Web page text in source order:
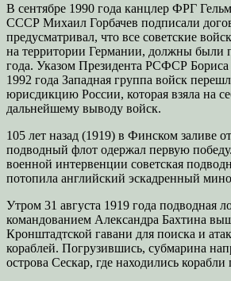
В сентябре 1990 года канцлер ФРГ
СССР Михаил Горбачев подписали
предусматривал, что все советские
на территории Германии, должны были
года. Указом Президента РСФСР Бориса
1992 года Западная группа войск
юрисдикцию России, которая взяла на
дальнейшему выводу войск.
105 лет назад (1919) в Финском заливе
подводный флот одержал первую
военной интервенции советская
пото­пила английский эскадренный
Утром 31 августа 1919 года подводная
командованием Александра Бахтина
Кронштадтской гавани для поиска и
кораблей. Погрузившись, субмарина
острова Сескар, где находились